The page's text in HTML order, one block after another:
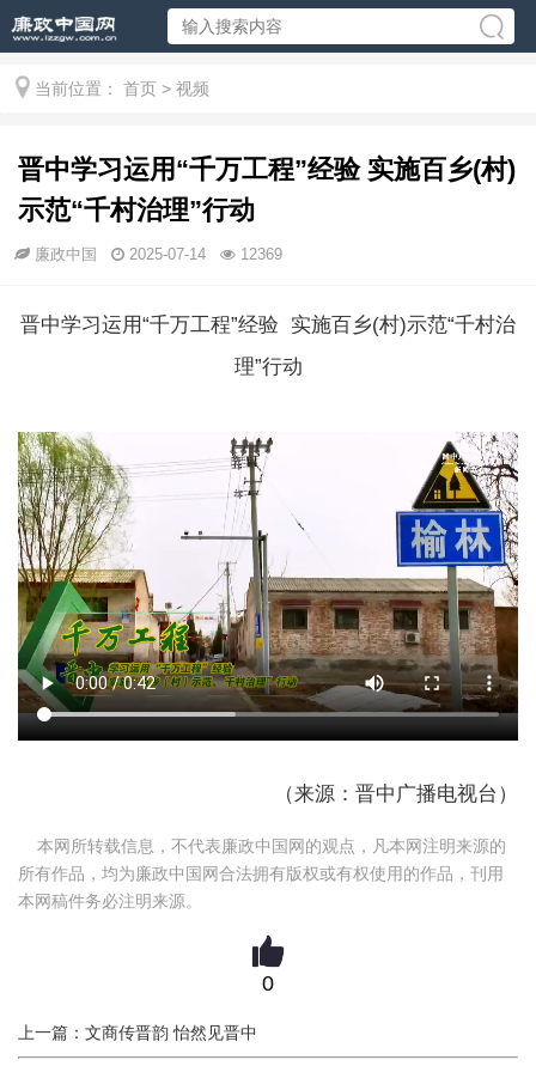
当前位置： 首页 > 视频
晋中学习运用“千万工程”经验 实施百乡(村)
示范“千村治理”行动
廉政中国 2025-07-14 12369
晋中学习运用“千万工程”经验 实施百乡(村)示范“千村治
理”行动
（来源：晋中广播电视台）
本网所转载信息，不代表廉政中国网的观点，凡本网注明来源的
所有作品，均为廉政中国网合法拥有版权或有权使用的作品，刊用
本网稿件务必注明来源。
0
上一篇：文商传晋韵 怡然见晋中